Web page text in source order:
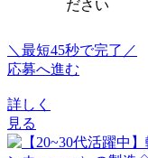
ださい
＼最短45秒で完了／
応募へ進む
詳しく
見る